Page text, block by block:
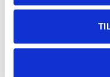
VARFÖR FLYTTA
Flexibilitet- Vi flyttar i hela